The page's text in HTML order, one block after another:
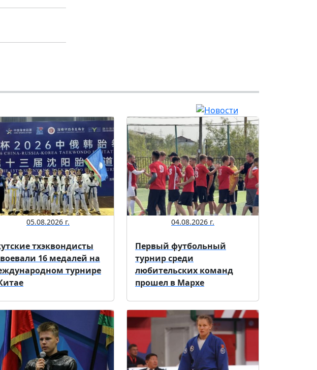
05.08.2026 г.
тхэквондисты
16 медалей на
турнире
04.08.2026 г.
Первый футбольный
турнир среди
любительских команд
прошел в Мархе